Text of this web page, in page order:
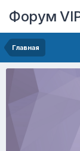
Форум
Главная